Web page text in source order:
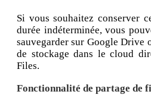
Si vous souhaitez conserver
durée indéterminée, vous
sauvegarder sur Google Drive
de stockage dans le cloud
Files.
Fonctionnalité de partage de